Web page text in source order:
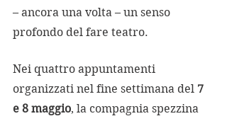
– ancora una volta – un senso
profondo del fare teatro.
Nei quattro appuntamenti
organizzati nel fine settimana del 7
e 8 maggio, la compagnia spezzina